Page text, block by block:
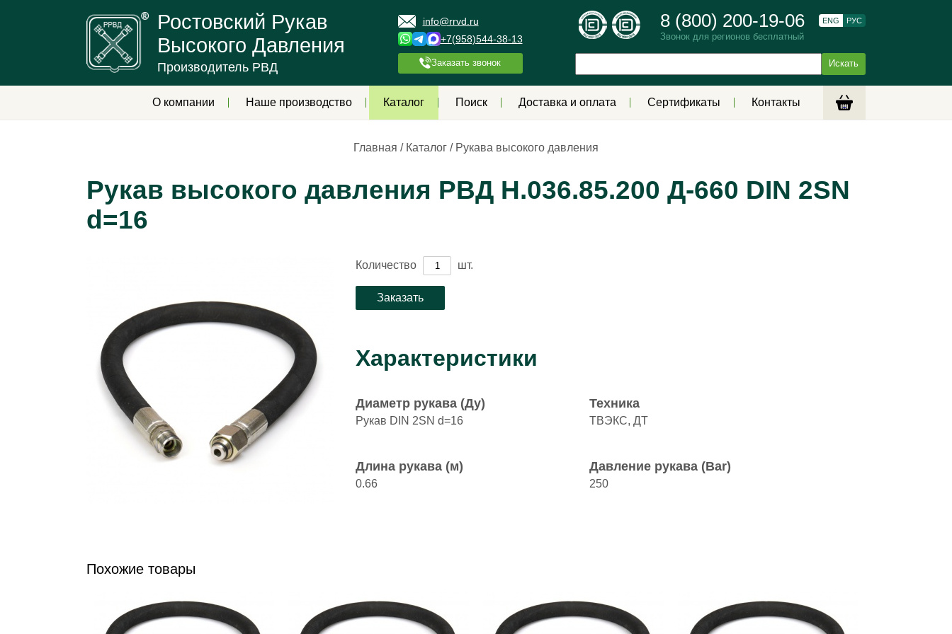
Ростовский Рукав
Высокого Давления
Производитель РВД
info@rrvd.ru
+7(958)544-38-13
Заказать звонок
8 (800) 200-19-06
Звонок для регионов бесплатный
ENG РУС
О компании Наше производство Каталог Поиск Доставка и оплата Сертификаты Контакты
Главная / Каталог / Рукава высокого давления
Рукав высокого давления РВД Н.036.85.200 Д-660 DIN 2SN
d=16
Количество шт.
Характеристики
Диаметр рукава (Ду)
Рукав DIN 2SN d=16
Техника
ТВЭКС, ДТ
Длина рукава (м)
0.66
Давление рукава (Bar)
250
Похожие товары